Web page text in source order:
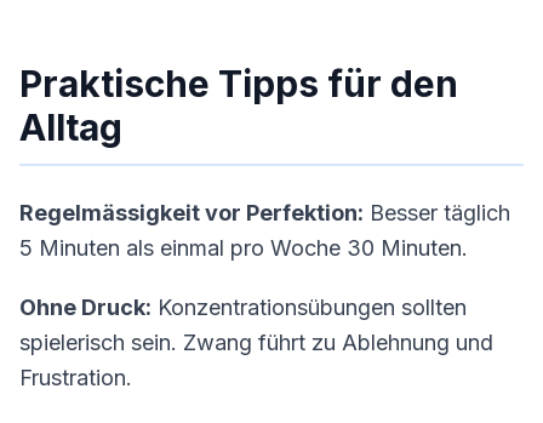
Praktische Tipps für den
Alltag
Regelmässigkeit vor Perfektion: Besser täglich
5 Minuten als einmal pro Woche 30 Minuten.
Ohne Druck: Konzentrationsübungen sollten
spielerisch sein. Zwang führt zu Ablehnung und
Frustration.